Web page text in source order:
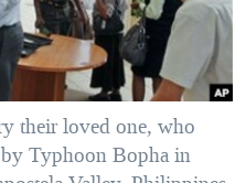
DẢI GAZA
their loved one, who
Typhoon Bopha in